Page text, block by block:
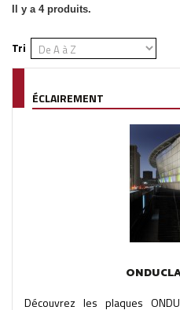
Il y a 4 produits.
Tri
ÉCLAIREMENT
Découvrez les plaques